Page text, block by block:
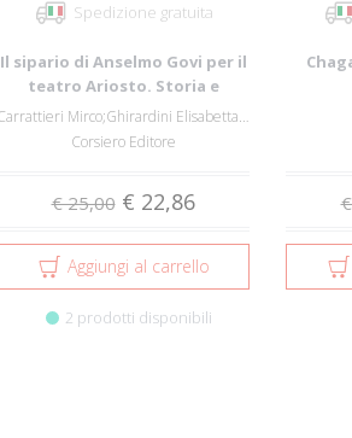
Spedizione gratuita
Il sipario di Anselmo Govi per il
teatro Ariosto. Storia e
restau...
Carrattieri Mirco;Ghirardini Elisabetta;Lu...
Corsiero Editore
€ 25,00 € 22,86
Aggiungi al carrello
2 prodotti disponibili